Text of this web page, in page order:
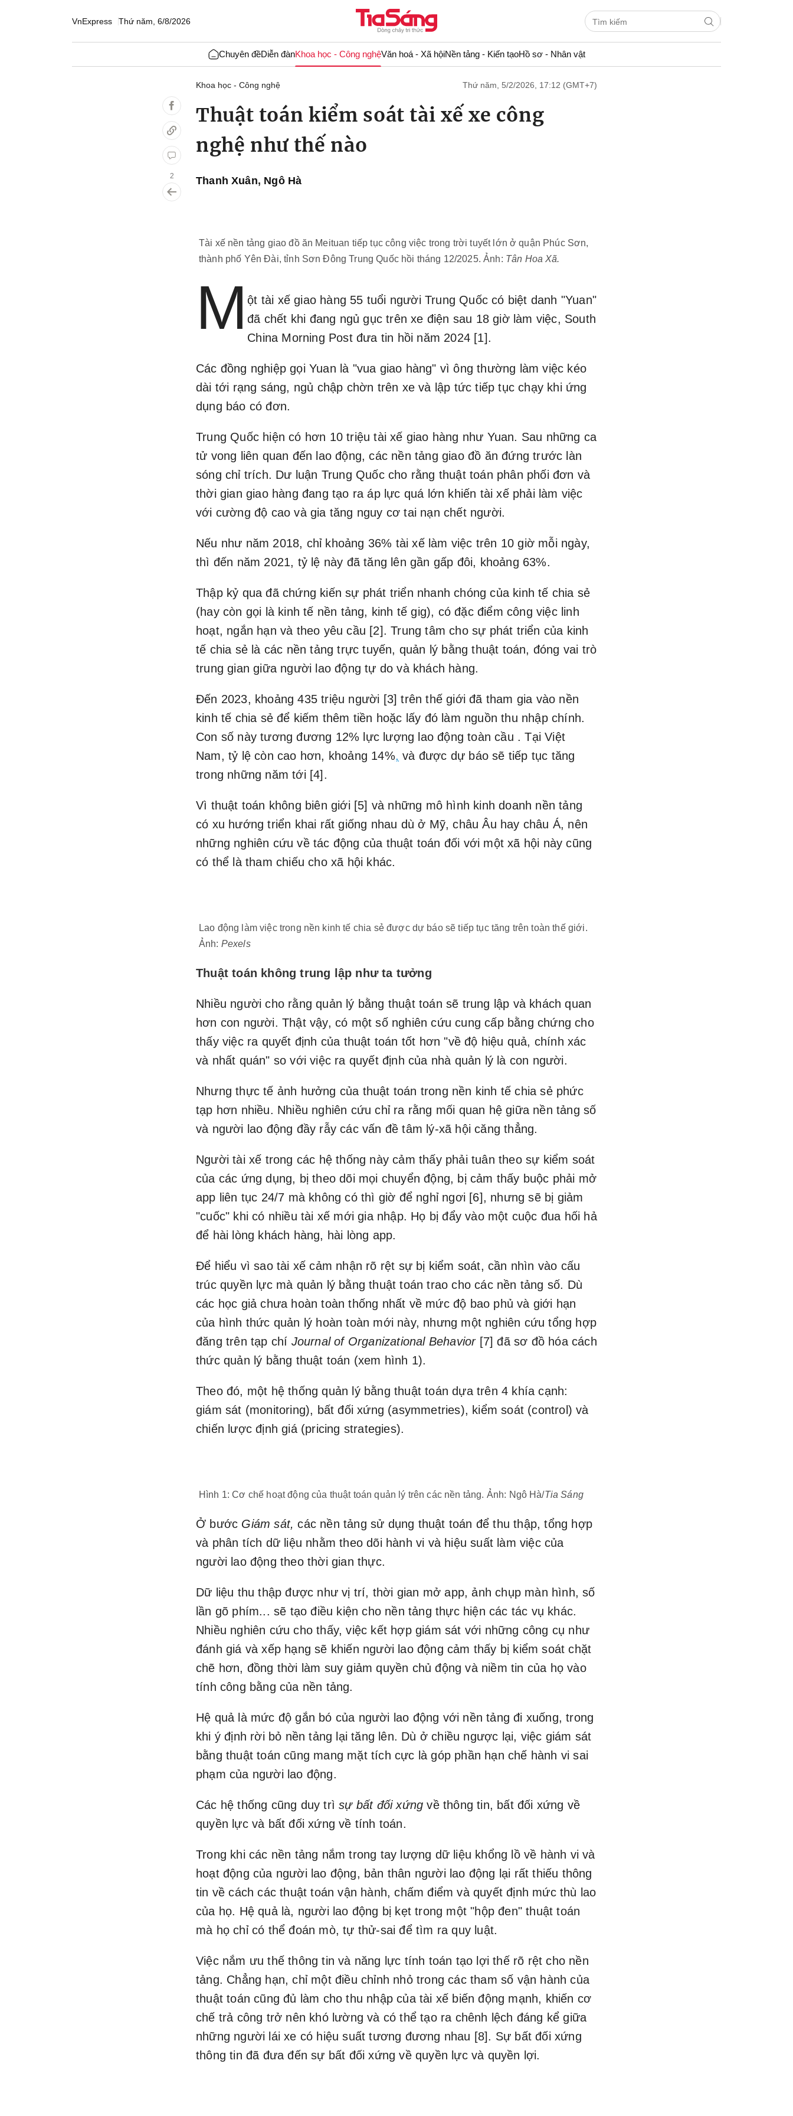
VnExpress Thứ năm, 6/8/2026
Chuyên đềDiễn đànKhoa học - Công nghệVăn hoá - Xã hộiNền tảng - Kiến tạoHồ sơ - Nhân vật
2
Khoa học - Công nghệ Thứ năm, 5/2/2026, 17:12 (GMT+7)
Thuật toán kiểm soát tài xế xe công
nghệ như thế nào
Thanh Xuân, Ngô Hà
Tài xế nền tảng giao đồ ăn Meituan tiếp tục công việc trong trời tuyết lớn ở quận Phúc Sơn,
thành phố Yên Đài, tỉnh Sơn Đông Trung Quốc hồi tháng 12/2025. Ảnh: Tân Hoa Xã.
Một tài xế giao hàng 55 tuổi người Trung Quốc có biệt danh "Yuan"
đã chết khi đang ngủ gục trên xe điện sau 18 giờ làm việc, South
China Morning Post đưa tin hồi năm 2024 [1].
Các đồng nghiệp gọi Yuan là "vua giao hàng" vì ông thường làm việc kéo
dài tới rạng sáng, ngủ chập chờn trên xe và lập tức tiếp tục chạy khi ứng
dụng báo có đơn.
Trung Quốc hiện có hơn 10 triệu tài xế giao hàng như Yuan. Sau những ca
tử vong liên quan đến lao động, các nền tảng giao đồ ăn đứng trước làn
sóng chỉ trích. Dư luận Trung Quốc cho rằng thuật toán phân phối đơn và
thời gian giao hàng đang tạo ra áp lực quá lớn khiến tài xế phải làm việc
với cường độ cao và gia tăng nguy cơ tai nạn chết người.
Nếu như năm 2018, chỉ khoảng 36% tài xế làm việc trên 10 giờ mỗi ngày,
thì đến năm 2021, tỷ lệ này đã tăng lên gần gấp đôi, khoảng 63%.
Thập kỷ qua đã chứng kiến sự phát triển nhanh chóng của kinh tế chia sẻ
(hay còn gọi là kinh tế nền tảng, kinh tế gig), có đặc điểm công việc linh
hoạt, ngắn hạn và theo yêu cầu [2]. Trung tâm cho sự phát triển của kinh
tế chia sẻ là các nền tảng trực tuyến, quản lý bằng thuật toán, đóng vai trò
trung gian giữa người lao động tự do và khách hàng.
Đến 2023, khoảng 435 triệu người [3] trên thế giới đã tham gia vào nền
kinh tế chia sẻ để kiếm thêm tiền hoặc lấy đó làm nguồn thu nhập chính.
Con số này tương đương 12% lực lượng lao động toàn cầu . Tại Việt
Nam, tỷ lệ còn cao hơn, khoảng 14%, và được dự báo sẽ tiếp tục tăng
trong những năm tới [4].
Vì thuật toán không biên giới [5] và những mô hình kinh doanh nền tảng
có xu hướng triển khai rất giống nhau dù ở Mỹ, châu Âu hay châu Á, nên
những nghiên cứu về tác động của thuật toán đối với một xã hội này cũng
có thể là tham chiếu cho xã hội khác.
Lao động làm việc trong nền kinh tế chia sẻ được dự báo sẽ tiếp tục tăng trên toàn thế giới.
Ảnh: Pexels
Thuật toán không trung lập như ta tưởng
Nhiều người cho rằng quản lý bằng thuật toán sẽ trung lập và khách quan
hơn con người. Thật vậy, có một số nghiên cứu cung cấp bằng chứng cho
thấy việc ra quyết định của thuật toán tốt hơn "về độ hiệu quả, chính xác
và nhất quán" so với việc ra quyết định của nhà quản lý là con người.
Nhưng thực tế ảnh hưởng của thuật toán trong nền kinh tế chia sẻ phức
tạp hơn nhiều. Nhiều nghiên cứu chỉ ra rằng mối quan hệ giữa nền tảng số
và người lao động đầy rẫy các vấn đề tâm lý-xã hội căng thẳng.
Người tài xế trong các hệ thống này cảm thấy phải tuân theo sự kiểm soát
của các ứng dụng, bị theo dõi mọi chuyển động, bị cảm thấy buộc phải mở
app liên tục 24/7 mà không có thì giờ để nghỉ ngơi [6], nhưng sẽ bị giảm
"cuốc" khi có nhiều tài xế mới gia nhập. Họ bị đẩy vào một cuộc đua hối hả
để hài lòng khách hàng, hài lòng app.
Để hiểu vì sao tài xế cảm nhận rõ rệt sự bị kiểm soát, cần nhìn vào cấu
trúc quyền lực mà quản lý bằng thuật toán trao cho các nền tảng số. Dù
các học giả chưa hoàn toàn thống nhất về mức độ bao phủ và giới hạn
của hình thức quản lý hoàn toàn mới này, nhưng một nghiên cứu tổng hợp
đăng trên tạp chí Journal of Organizational Behavior[7] đã sơ đồ hóa cách
thức quản lý bằng thuật toán (xem hình 1).
Theo đó, một hệ thống quản lý bằng thuật toán dựa trên 4 khía cạnh:
giám sát (monitoring), bất đối xứng (asymmetries), kiểm soát (control) và
chiến lược định giá (pricing strategies).
Hình 1: Cơ chế hoạt động của thuật toán quản lý trên các nền tảng. Ảnh: Ngô Hà/Tia Sáng
Ở bước Giám sát,các nền tảng sử dụng thuật toán để thu thập, tổng hợp
và phân tích dữ liệu nhằm theo dõi hành vi và hiệu suất làm việc của
người lao động theo thời gian thực.
Dữ liệu thu thập được như vị trí, thời gian mở app, ảnh chụp màn hình, số
lần gõ phím... sẽ tạo điều kiện cho nền tảng thực hiện các tác vụ khác.
Nhiều nghiên cứu cho thấy, việc kết hợp giám sát với những công cụ như
đánh giá và xếp hạng sẽ khiến người lao động cảm thấy bị kiểm soát chặt
chẽ hơn, đồng thời làm suy giảm quyền chủ động và niềm tin của họ vào
tính công bằng của nền tảng.
Hệ quả là mức độ gắn bó của người lao động với nền tảng đi xuống, trong
khi ý định rời bỏ nền tảng lại tăng lên. Dù ở chiều ngược lại, việc giám sát
bằng thuật toán cũng mang mặt tích cực là góp phần hạn chế hành vi sai
phạm của người lao động.
Các hệ thống cũng duy trìsự bất đối xứngvề thông tin, bất đối xứng về
quyền lực và bất đối xứng về tính toán.
Trong khi các nền tảng nắm trong tay lượng dữ liệu khổng lồ về hành vi và
hoạt động của người lao động, bản thân người lao động lại rất thiếu thông
tin về cách các thuật toán vận hành, chấm điểm và quyết định mức thù lao
của họ. Hệ quả là, người lao động bị kẹt trong một "hộp đen" thuật toán
mà họ chỉ có thể đoán mò, tự thử-sai để tìm ra quy luật.
Việc nắm ưu thế thông tin và năng lực tính toán tạo lợi thế rõ rệt cho nền
tảng. Chẳng hạn, chỉ một điều chỉnh nhỏ trong các tham số vận hành của
thuật toán cũng đủ làm cho thu nhập của tài xế biến động mạnh, khiến cơ
chế trả công trở nên khó lường và có thể tạo ra chênh lệch đáng kể giữa
những người lái xe có hiệu suất tương đương nhau [8]. Sự bất đối xứng
thông tin đã đưa đến sự bất đối xứng về quyền lực và quyền lợi.